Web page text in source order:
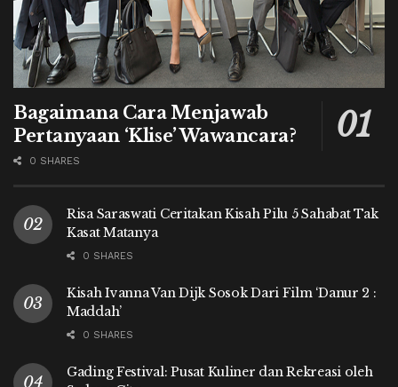
Bagaimana Cara Menjawab
Pertanyaan ‘Klise’ Wawancara?
0 SHARES
Risa Saraswati Ceritakan Kisah Pilu 5 Sahabat Tak
Kasat Matanya
0 SHARES
Kisah Ivanna Van Dijk Sosok Dari Film ‘Danur 2 :
Maddah’
0 SHARES
Gading Festival: Pusat Kuliner dan Rekreasi oleh